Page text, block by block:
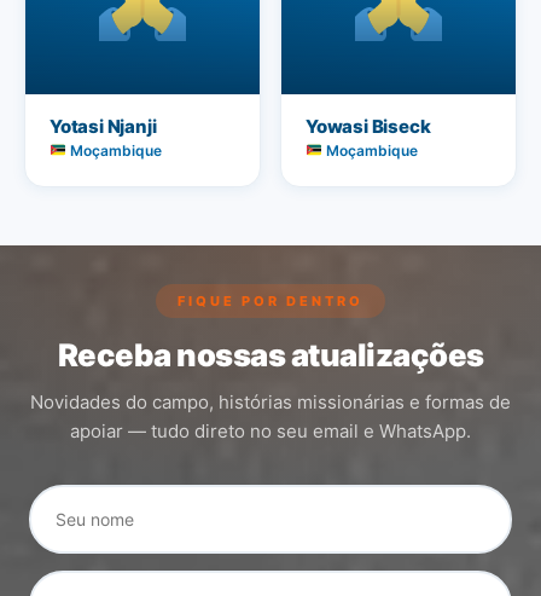
Yotasi Njanji
Moçambique
Yowasi Biseck
Moçambique
FIQUE POR DENTRO
Receba nossas atualizações
Novidades do campo, histórias missionárias e formas de
apoiar — tudo direto no seu email e WhatsApp.